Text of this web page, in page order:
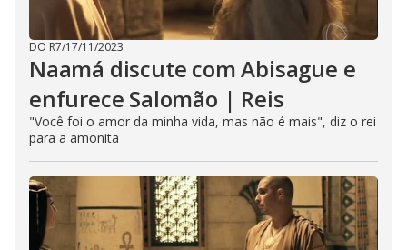
DO R7/17/11/2023
Naamá discute com Abisague e
enfurece Salomão | Reis
"Você foi o amor da minha vida, mas não é mais", diz o rei
para a amonita